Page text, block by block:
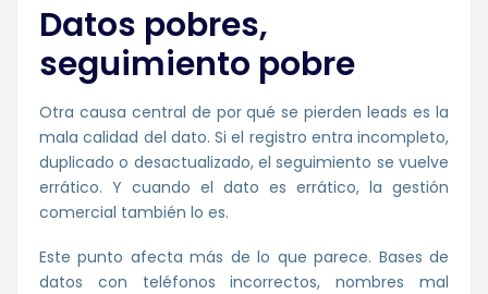
Datos pobres,
seguimiento pobre
Otra causa central de por qué se pierden leads es la
mala calidad del dato. Si el registro entra incompleto,
duplicado o desactualizado, el seguimiento se vuelve
errático. Y cuando el dato es errático, la gestión
comercial también lo es.
Este punto afecta más de lo que parece. Bases de
datos con teléfonos incorrectos, nombres mal